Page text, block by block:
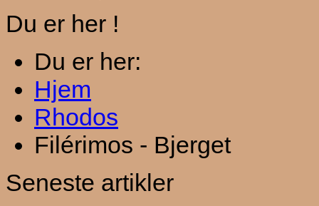
Du er her !
Du er her:
Hjem
Rhodos
Filérimos - Bjerget
Seneste artikler